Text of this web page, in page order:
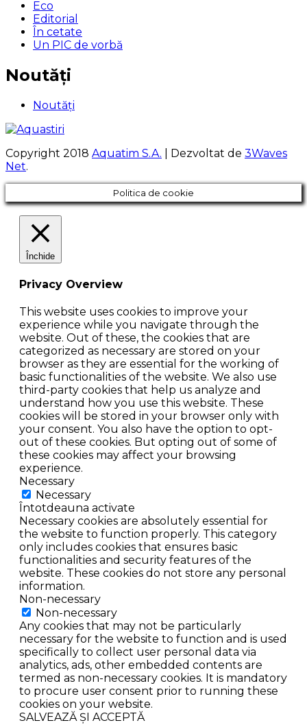
Eco
Editorial
În cetate
Un PIC de vorbă
Noutăți
Noutăți
Copyright 2018 Aquatim S.A. | Dezvoltat de 3Waves
Net.
Politica de cookie
Închide
Privacy Overview
This website uses cookies to improve your
experience while you navigate through the
website. Out of these, the cookies that are
categorized as necessary are stored on your
browser as they are essential for the working of
basic functionalities of the website. We also use
third-party cookies that help us analyze and
understand how you use this website. These
cookies will be stored in your browser only with
your consent. You also have the option to opt-
out of these cookies. But opting out of some of
these cookies may affect your browsing
experience.
Necessary
Necessary
Întotdeauna activate
Necessary cookies are absolutely essential for
the website to function properly. This category
only includes cookies that ensures basic
functionalities and security features of the
website. These cookies do not store any personal
information.
Non-necessary
Non-necessary
Any cookies that may not be particularly
necessary for the website to function and is used
specifically to collect user personal data via
analytics, ads, other embedded contents are
termed as non-necessary cookies. It is mandatory
to procure user consent prior to running these
cookies on your website.
SALVEAZĂ ȘI ACCEPTĂ